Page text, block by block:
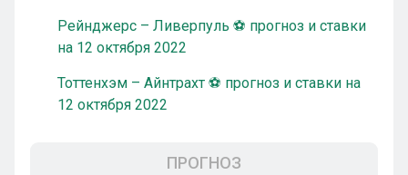
Рейнджерс – Ливерпуль ⚽ прогноз и ставки
на 12 октября 2022
Тоттенхэм – Айнтрахт ⚽ прогноз и ставки на
12 октября 2022
ПРОГНОЗ